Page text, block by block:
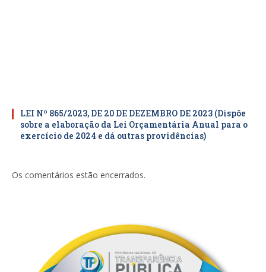
LEI Nº 865/2023, DE 20 DE DEZEMBRO DE 2023 (Dispõe
sobre a elaboração da Lei Orçamentária Anual para o
exercício de 2024 e dá outras providências)
Os comentários estão encerrados.